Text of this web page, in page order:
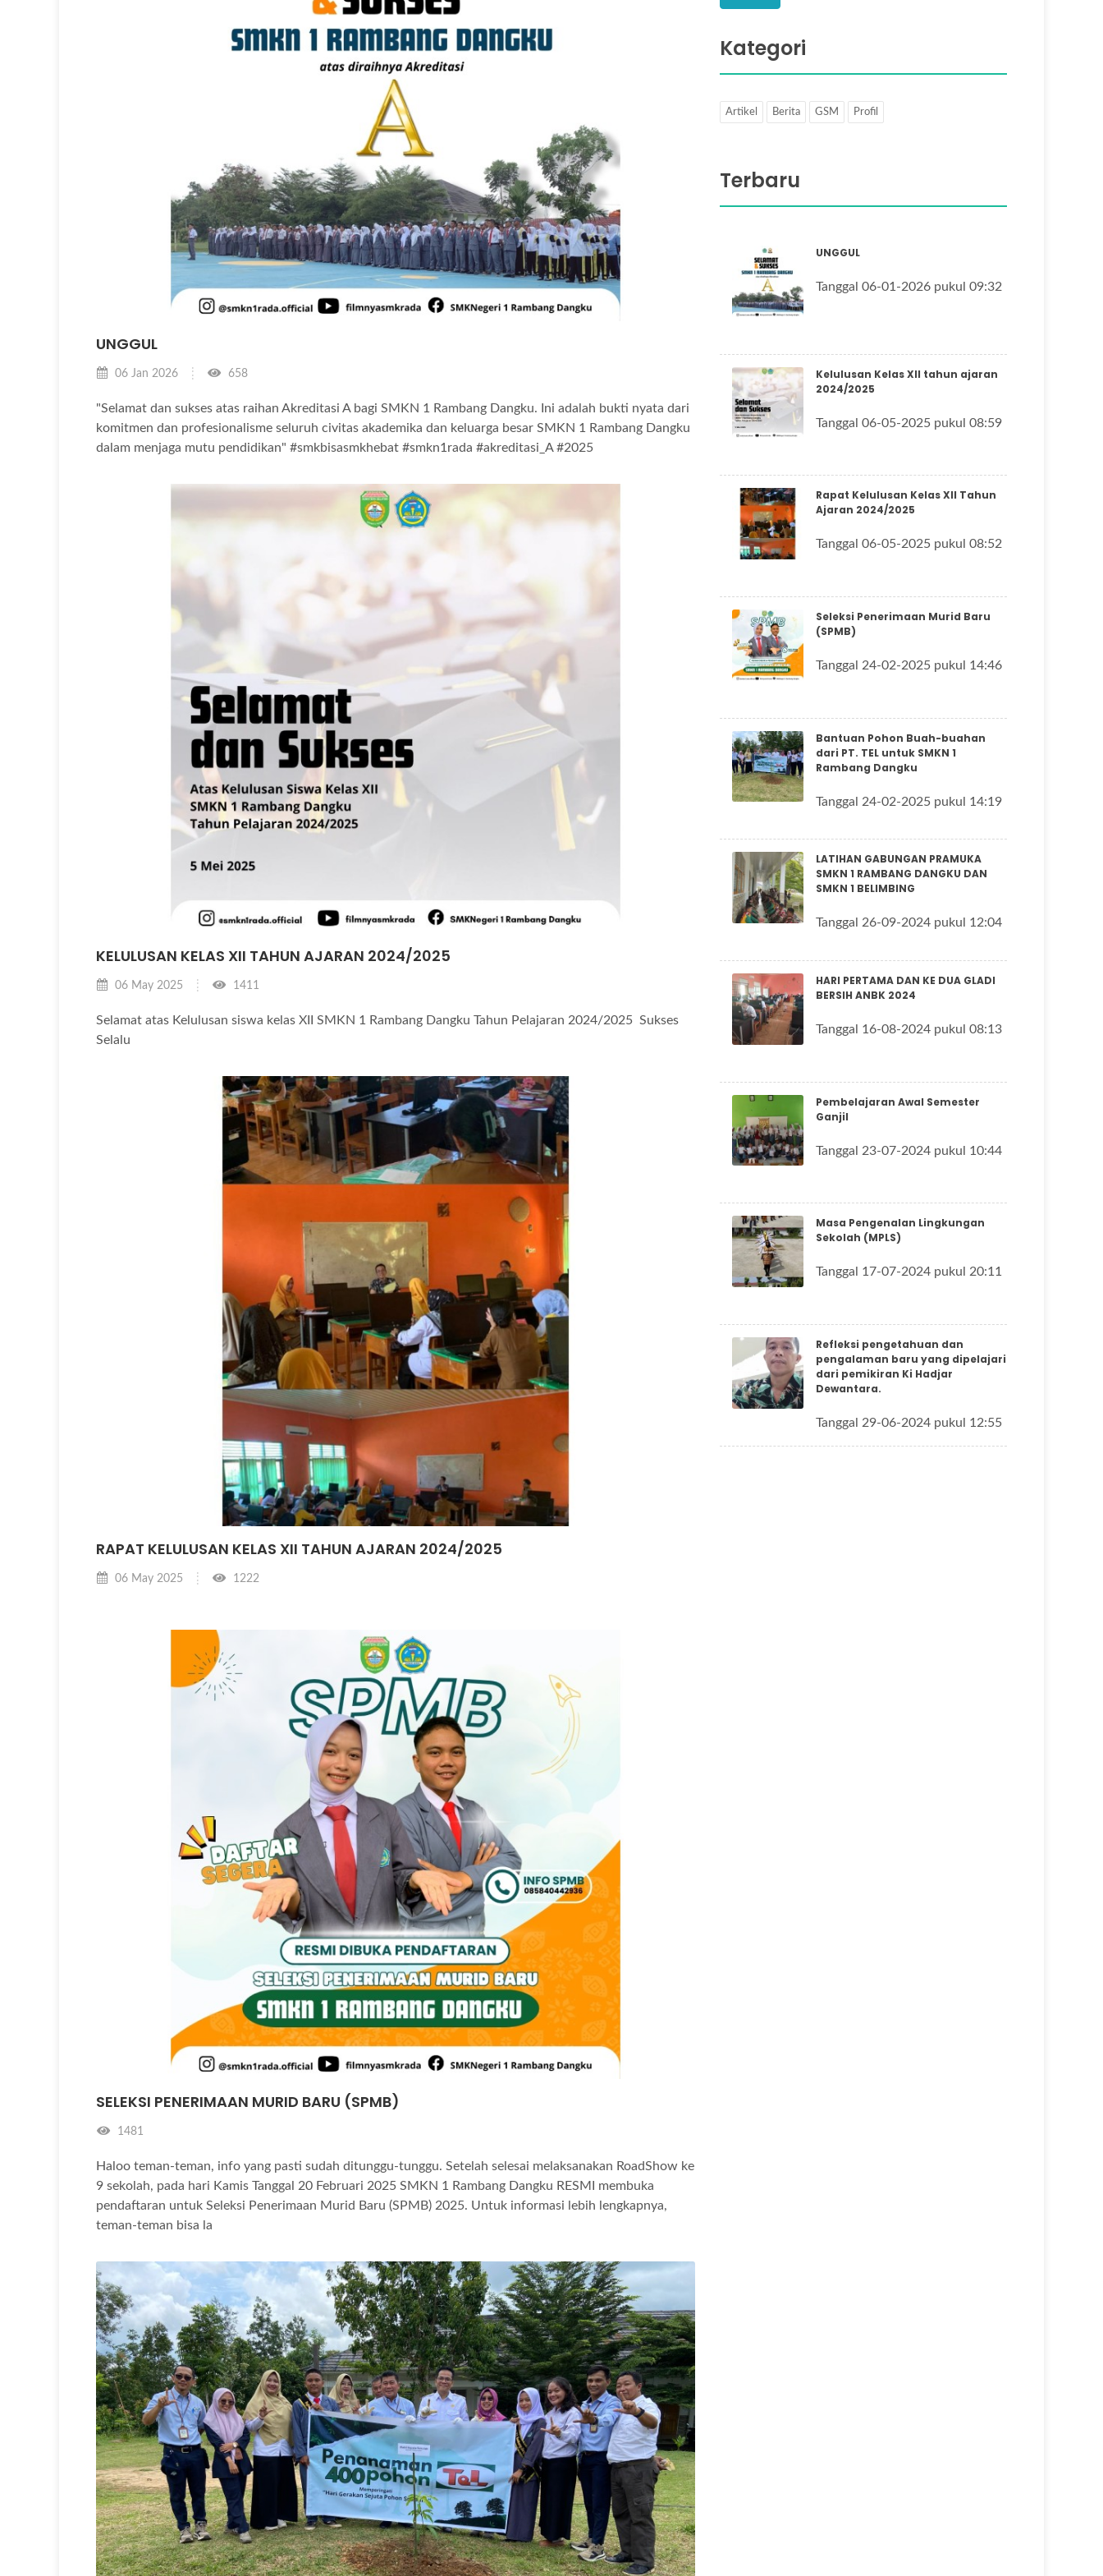
UNGGUL
06 Jan 2026 658
"Selamat dan sukses atas raihan Akreditasi A bagi SMKN 1 Rambang Dangku. Ini adalah bukti nyata dari
komitmen dan profesionalisme seluruh civitas akademika dan keluarga besar SMKN 1 Rambang Dangku
dalam menjaga mutu pendidikan" #smkbisasmkhebat #smkn1rada #akreditasi_A #2025
KELULUSAN KELAS XII TAHUN AJARAN 2024/2025
06 May 2025 1411
Selamat atas Kelulusan siswa kelas XII SMKN 1 Rambang Dangku Tahun Pelajaran 2024/2025 Sukses
Selalu
RAPAT KELULUSAN KELAS XII TAHUN AJARAN 2024/2025
06 May 2025 1222
SELEKSI PENERIMAAN MURID BARU (SPMB)
1481
Haloo teman-teman, info yang pasti sudah ditunggu-tunggu. Setelah selesai melaksanakan RoadShow ke
9 sekolah, pada hari Kamis Tanggal 20 Februari 2025 SMKN 1 Rambang Dangku RESMI membuka
pendaftaran untuk Seleksi Penerimaan Murid Baru (SPMB) 2025. Untuk informasi lebih lengkapnya,
teman-teman bisa la
Kategori
Artikel Berita GSM Profil
Terbaru
UNGGUL
Tanggal 06-01-2026 pukul 09:32
Kelulusan Kelas XII tahun ajaran
2024/2025
Tanggal 06-05-2025 pukul 08:59
Rapat Kelulusan Kelas XII Tahun
Ajaran 2024/2025
Tanggal 06-05-2025 pukul 08:52
Seleksi Penerimaan Murid Baru
(SPMB)
Tanggal 24-02-2025 pukul 14:46
Bantuan Pohon Buah-buahan
dari PT. TEL untuk SMKN 1
Rambang Dangku
Tanggal 24-02-2025 pukul 14:19
LATIHAN GABUNGAN PRAMUKA
SMKN 1 RAMBANG DANGKU DAN
SMKN 1 BELIMBING
Tanggal 26-09-2024 pukul 12:04
HARI PERTAMA DAN KE DUA GLADI
BERSIH ANBK 2024
Tanggal 16-08-2024 pukul 08:13
Pembelajaran Awal Semester
Ganjil
Tanggal 23-07-2024 pukul 10:44
Masa Pengenalan Lingkungan
Sekolah (MPLS)
Tanggal 17-07-2024 pukul 20:11
Refleksi pengetahuan dan
pengalaman baru yang dipelajari
dari pemikiran Ki Hadjar
Dewantara.
Tanggal 29-06-2024 pukul 12:55